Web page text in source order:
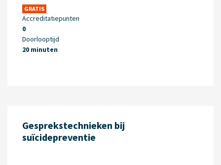
GRATIS
Accreditatiepunten
0
Doorlooptijd
20 minuten
Gesprekstechnieken bij
suïcidepreventie